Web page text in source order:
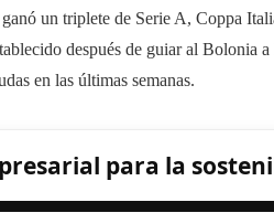
un triplete de Serie A, Coppa
después de guiar al Bolonia
en las últimas semanas.
para la